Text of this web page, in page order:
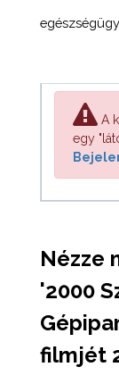
A
egy
Nézze
'2000
filmjét